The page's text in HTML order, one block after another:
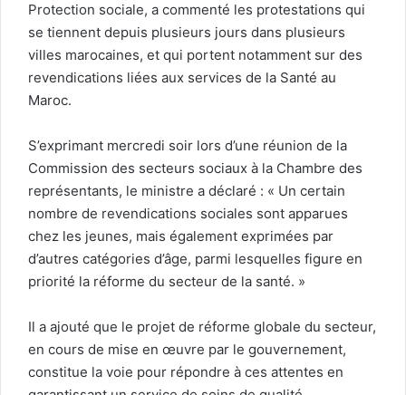
Protection sociale, a commenté les protestations qui
se tiennent depuis plusieurs jours dans plusieurs
villes marocaines, et qui portent notamment sur des
revendications liées aux services de la Santé au
Maroc.
S’exprimant mercredi soir lors d’une réunion de la
Commission des secteurs sociaux à la Chambre des
représentants, le ministre a déclaré : « Un certain
nombre de revendications sociales sont apparues
chez les jeunes, mais également exprimées par
d’autres catégories d’âge, parmi lesquelles figure en
priorité la réforme du secteur de la santé. »
Il a ajouté que le projet de réforme globale du secteur,
en cours de mise en œuvre par le gouvernement,
constitue la voie pour répondre à ces attentes en